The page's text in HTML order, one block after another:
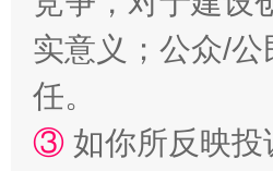
漫山遍野的桃花与雪山、麦地、
实意义；公众/
任。
③ 如你所反映